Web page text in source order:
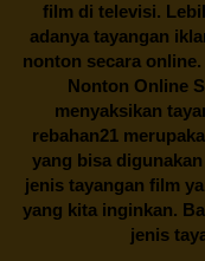
film di televisi.
adanya tayangan
nonton secara
Nonton Online
menyaksikan
rebahan21
yang bisa
jenis tayangan film
yang kita inginkan.
jenis